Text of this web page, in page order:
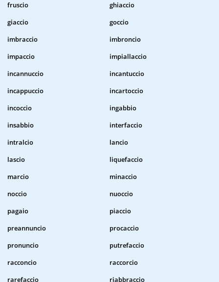
fruscio
ghiaccio
giaccio
goccio
imbraccio
imbroncio
impaccio
impiallaccio
incannuccio
incantuccio
incappuccio
incartoccio
incoccio
ingabbio
insabbio
interfaccio
intralcio
lancio
lascio
liquefaccio
marcio
minaccio
noccio
nuoccio
pagaio
piaccio
preannuncio
procaccio
pronuncio
putrefaccio
racconcio
raccorcio
rarefaccio
riabbraccio